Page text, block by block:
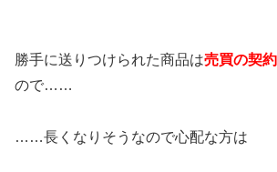
勝手に送りつけられた商品は売買の契
ので……
……長くなりそうなので心配な方は